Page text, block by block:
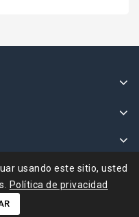
usando este sitio, usted
Política de privacidad